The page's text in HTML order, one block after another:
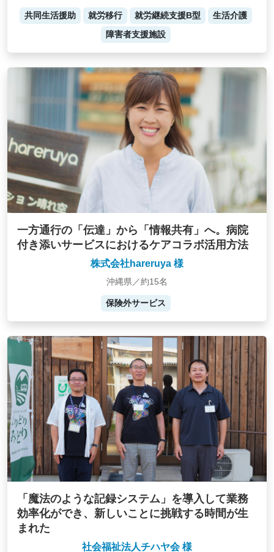
共同生活援助 就労移行 就労継続支援B型
生活介護
障害者支援施設
一方通行の「伝達」から「情報共有」へ。病院
付き添いサービスにおけるケアコラボ活用方法
株式会社hareruya 様
沖縄県／約15名
保険外サービス
「魔法のような記録システム」を導入して業務
効率化ができ、新しいことに挑戦する時間が生
まれた
社会福祉法人チハヤ会 様